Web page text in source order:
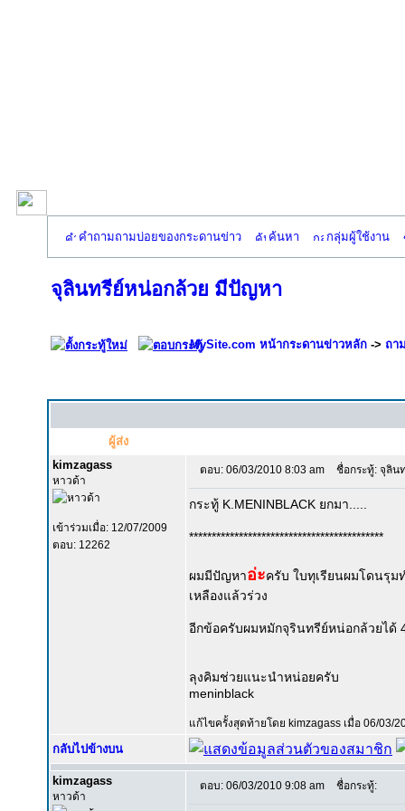
คำถามถามบ่อยของกระดานข่าว ค้นหา กลุ่มผู้ใช้งาน
จุลินทรีย์หน่อกล้วย มีปัญหา
MySite.com หน้ากระดานข่าวหลัก -> ถา
ผู้ส่ง
kimzagass
หาวด้า
เข้าร่วมเมื่อ: 12/07/2009
ตอบ: 12262
ตอบ: 06/03/2010 8:03 am ชื่อกระทู้: จุลิน
กระทู้ K.MENINBLACK ยกมา.....
*******************************************
ผมมีปัญหาอ่ะครับ ใบทุเรียนผมโดนรุม
เหลืองแล้วร่วง
อีกข้อครับผมหมักจุรินทรีย์หน่อกล้วยได้
ลุงคิมช่วยแนะนำหน่อยครับ
meninblack
แก้ไขครั้งสุดท้ายโดย kimzagass เมื่อ 06/03/
กลับไปข้างบน
kimzagass
หาวด้า
ตอบ: 06/03/2010 9:08 am ชื่อกระทู้: